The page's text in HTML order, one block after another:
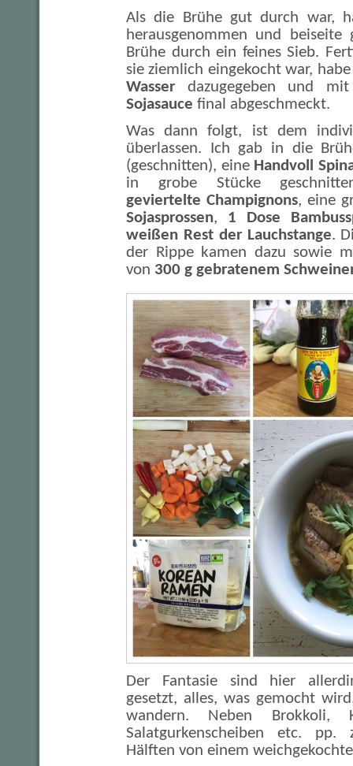
Als die Brühe gut durch war,
herausgenommen und
Brühe durch ein feines Sieb.
sie ziemlich eingekocht war,
Wasser dazugegeben und
Sojasauce final abgeschmeckt.
Was dann folgt, ist dem
überlassen. Ich gab in die
(geschnitten), eine Handvoll
in grobe Stücke
geviertelte Champignons, eine
Sojasprossen, 1 Dose
weißen Rest der Lauchstange.
der Rippe kamen dazu sowie
von 300 g gebratenem
Der Fantasie sind hier
gesetzt, alles, was gemocht
wandern. Neben Brokkoli,
Salatgurkenscheiben etc. pp.
Hälften von einem